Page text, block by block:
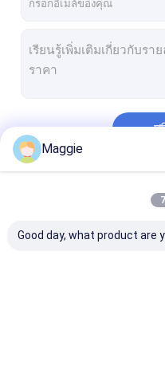
รถเข็นชาร์จแท็บเล็ต
ตู้ชาร์จ Chromebook
รถเข็นชาร์จ USB
Maggie
Good day, what product are